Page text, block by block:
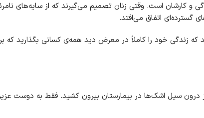
و کارشان است. وقتی زنان تصمیم می‌گیرند که از سایه‌های
گسترده‌ای اتفاق می‌افتد.
زندگی خود را کاملاً در معرض دید همه‌ی کسانی بگذارید که
از درون سیل اشک‌ها در بیمارستان بیرون کشید. فقط به دوست